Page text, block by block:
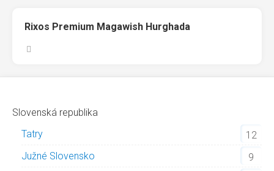
Rixos Premium Magawish Hurghada
Slovenská republika
Tatry
12
Južné Slovensko
9